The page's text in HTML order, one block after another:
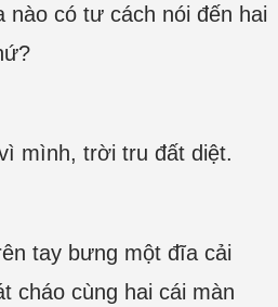
nào có tư cách nói đến hai
mình, trời tru đất diệt.
tay bưng một đĩa cải
cháo cùng hai cái màn